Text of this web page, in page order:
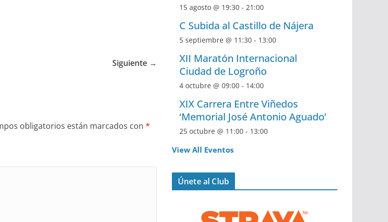
Siguiente →
obligatorios están marcados con *
15 agosto @ 19:30 - 21:00
C Subida al Castillo de Nájera
5 septiembre @ 11:30 - 13:00
XII Maratón Internacional
Ciudad de Logroño
4 octubre @ 09:00 - 14:00
XIX Carrera Entre Viñedos
‘Memorial José Antonio Aguado’
25 octubre @ 11:00 - 13:00
View All Eventos
Únete al Club